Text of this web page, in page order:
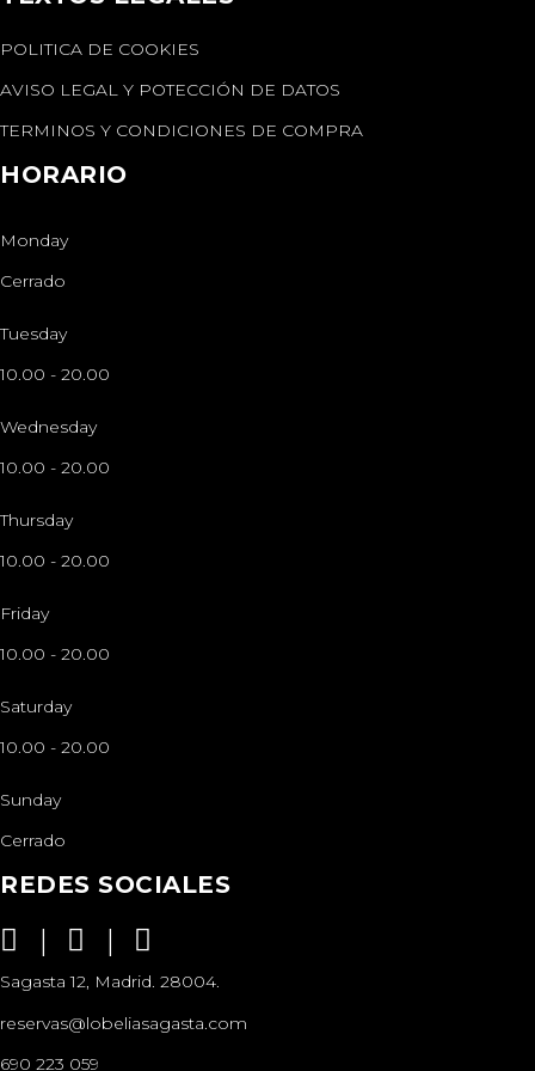
POLITICA DE COOKIES
AVISO LEGAL Y POTECCIÓN DE DATOS
TERMINOS Y CONDICIONES DE COMPRA
HORARIO
Monday
Cerrado
Tuesday
10.00 - 20.00
Wednesday
10.00 - 20.00
Thursday
10.00 - 20.00
Friday
10.00 - 20.00
Saturday
10.00 - 20.00
Sunday
Cerrado
REDES SOCIALES
Sagasta 12, Madrid. 28004.
reservas@lobeliasagasta.com
690 223 059